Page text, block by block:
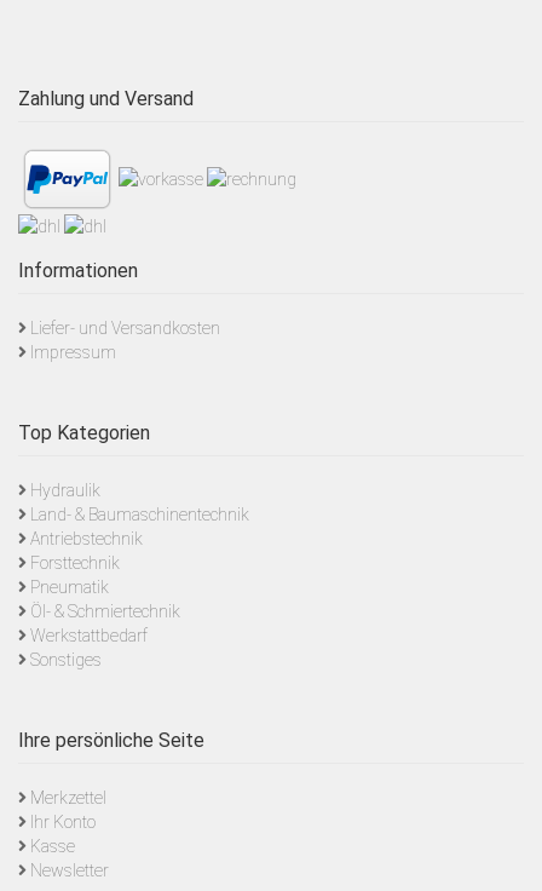
Zahlung und Versand
Informationen
Liefer- und Versandkosten
Impressum
Top Kategorien
Hydraulik
Land- & Baumaschinentechnik
Antriebstechnik
Forsttechnik
Pneumatik
Öl- & Schmiertechnik
Werkstattbedarf
Sonstiges
Ihre persönliche Seite
Merkzettel
Ihr Konto
Kasse
Newsletter